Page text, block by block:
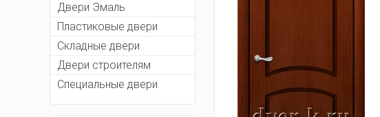
Двери Эмаль
Пластиковые двери
Складные двери
Двери строителям
Специальные двери